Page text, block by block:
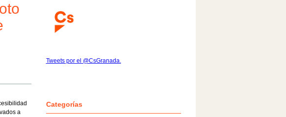
a
Tweets por el @CsGranada.
Categorías